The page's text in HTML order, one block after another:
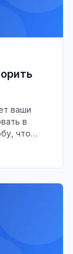
ваши
в
что